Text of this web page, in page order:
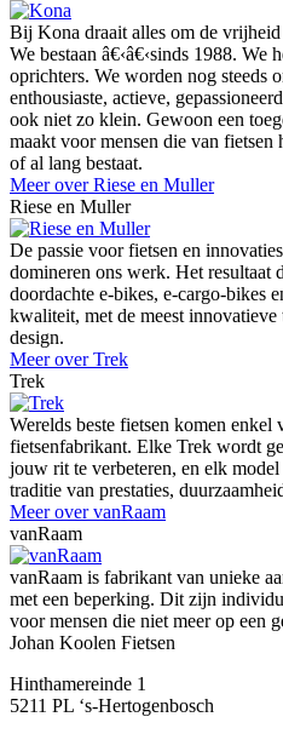
Bij Kona draait alles om de
We bestaan â€‹â€‹sinds 1988. We
oprichters. We worden nog steeds
enthousiaste, actieve,
ook niet zo klein. Gewoon een
maakt voor mensen die van
of al lang bestaat.
Meer over Riese en Muller
Riese en Muller
De passie voor fietsen en
domineren ons werk. Het resultaat
doordachte e-bikes, e-cargo-bikes
kwaliteit, met de meest innovatieve
design.
Meer over Trek
Trek
Werelds beste fietsen komen enkel
fietsenfabrikant. Elke Trek wordt
jouw rit te verbeteren, en elk
traditie van prestaties,
Meer over vanRaam
vanRaam
vanRaam is fabrikant van unieke
met een beperking. Dit zijn
voor mensen die niet meer op een
Johan Koolen Fietsen
Hinthamereinde 1
5211 PL ‘s-Hertogenbosch